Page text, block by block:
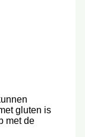
gluten is
met de